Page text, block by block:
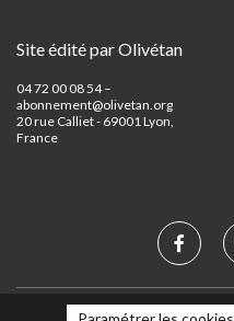
Site édité par Olivétan
04 72 00 08 54 –
abonnement@olivetan.org
20 rue Calliet - 69001 Lyon,
France